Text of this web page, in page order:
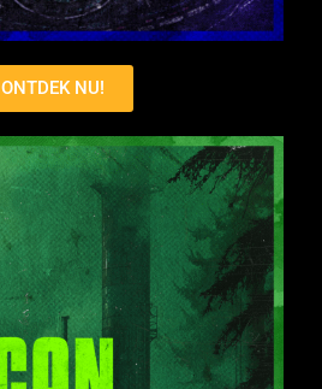
ONTDEK NU!